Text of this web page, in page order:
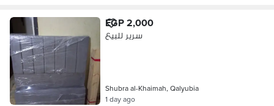
EGP 2,000
سرير للبيع
Shubra al-Khaimah, Qalyubia
1 day ago